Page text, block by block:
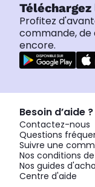
Profitez
commande, de
encore.
Besoin d’aide ?
Contactez-nous
Questions
Suivre une
Nos conditions
Nos guides
Centre d'aide